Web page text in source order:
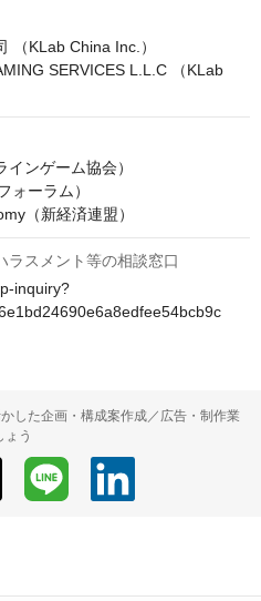
（KLab China Inc.）
SERVICES L.L.C （KLab
ンゲーム協会）
ォーラム）
（新経済連盟）
ラスメント等の相談窓口
inquiry?
した企画・構成案作成／広告・制作業
う